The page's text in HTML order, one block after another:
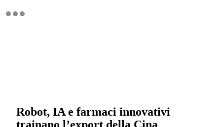
Robot, IA e farmaci innovativi
trainano l’export della Cina